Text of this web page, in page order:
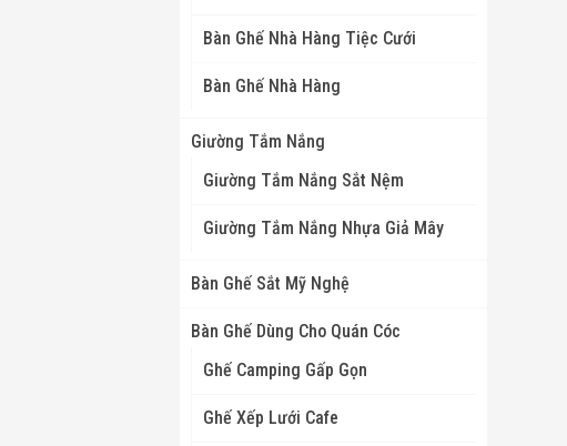
Bàn Ghế Nhà Hàng Tiệc Cưới
Bàn Ghế Nhà Hàng
Giường Tắm Nắng
Giường Tắm Nắng Sắt Nệm
Giường Tắm Nắng Nhựa Giả Mây
Bàn Ghế Sắt Mỹ Nghệ
Bàn Ghế Dùng Cho Quán Cóc
Ghế Camping Gấp Gọn
Ghế Xếp Lưới Cafe